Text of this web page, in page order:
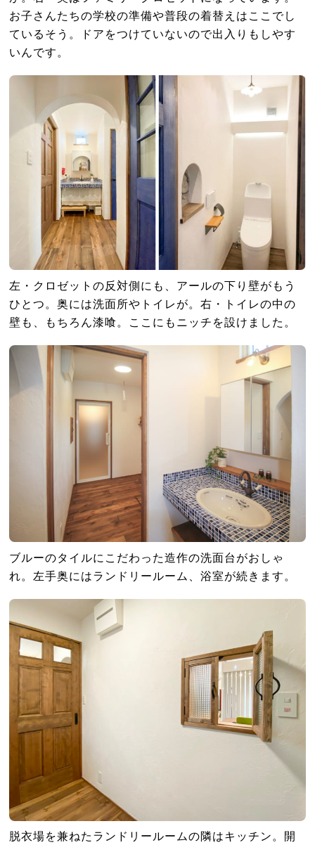
お子さんたちの学校の準備や普段の着替えはここでし
ているそう。ドアをつけていないので出入りもしやす
いんです。
左・クロゼットの反対側にも、アールの下り壁がもう
ひとつ。奥には洗面所やトイレが。右・トイレの中の
壁も、もちろん漆喰。ここにもニッチを設けました。
ブルーのタイルにこだわった造作の洗面台がおしゃ
れ。左手奥にはランドリールーム、浴室が続きます。
脱衣場を兼ねたランドリールームの隣はキッチン。開